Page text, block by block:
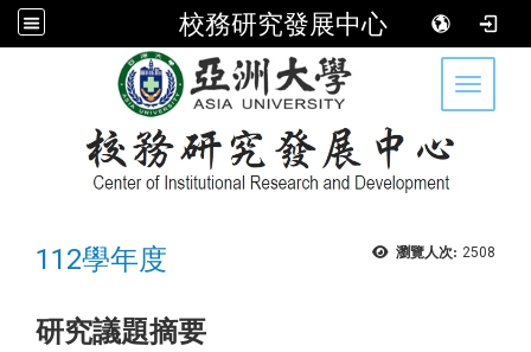
校務研究發展中心
Toggle
瀏覽人次: 2508
112學年度
研究議題摘要